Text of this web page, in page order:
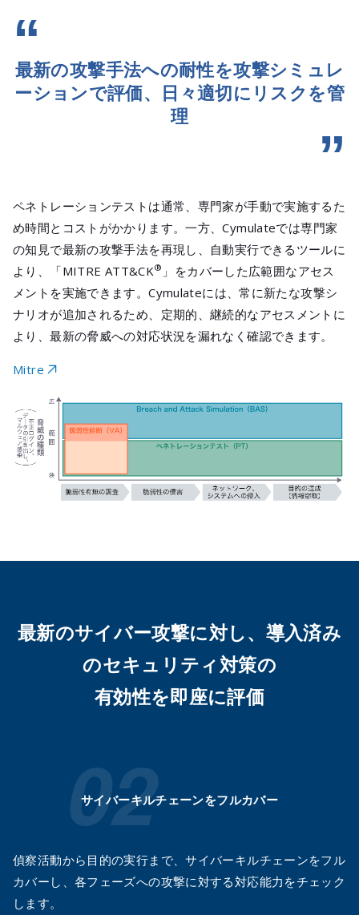
最新の攻撃手法への耐性を攻撃シミュレ
ーションで評価、 日々適切にリスクを管
理
ペネトレーションテストは通常、専門家が手動で実施するた
め時間とコストがかかります。一方、Cymulateでは専門家
の知見で最新の攻撃手法を再現し、自動実行できるツールに
より、「MITRE ATT&CK® 」をカバーした広範囲なアセス
メントを実施できます。Cymulateには、常に新たな攻撃シ
ナリオが追加されるため、定期的、継続的なアセスメントに
より、最新の脅威への対応状況を漏れなく確認できます。
Mitre
最新のサイバー攻撃に対し、導入済み
のセキュリティ対策の
有効性を即座に評価
サイバーキルチェーンをフルカバー
偵察活動から目的の実行まで、サイバーキルチェーンをフル
カバーし、各フェーズへの攻撃に対する対応能力をチェック
します。